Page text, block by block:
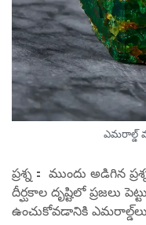
ఎమరాల్డ్
ప్రశ్న： ముందు అడిగిన
దీర్ఘకాల దృష్టిలో ప్రజలు
ఉంచుకోవడానికి